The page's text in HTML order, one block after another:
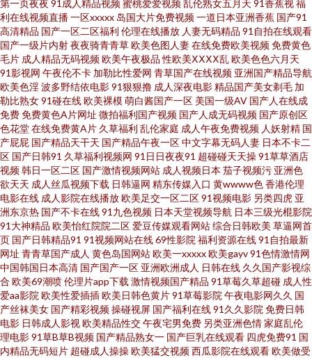
合97 欧美性交DVD 91伊人资源站 无码1234 人人操操 久草女同精品 第一福
利色导 91人妻人妻 深夜福利网址导航 欧美A视频 国产美女自在线 97资源国
产 性欧美日韩 人人干人人爽 一本道色AV 日韩αV 美国骚极品极品 国产操女人
91新视频网站 91蜜桃在线播放 伪娘ts自慰 色色之源网址91 五月花导航 日韩
AV网页 老司机AV88 国产成人在线免费 97国产精选 亚洲韩国无码 国产1区综
合情色 国产一区日韩欧美 大香蕉www久久 91青青娱乐 av性爱在线播放 尤物
激情在线 少妇性生活 另类性爱av 都市激情另类欧美 aV中亚 91n女处 婷婷他
六月天 青青草福利社 九九精品久久 午夜性網 伊人久久国产在线 熟女超碰7 欧
美午夜狼人 久草手机在线 超碰人人射 自拍69 熟妇一区二区 美女午夜影院 国
产AA视频 97草人人草 午夜性国产 色香焦av网 91微拍福利视频 91人妻资源
第一页夜夜 91成人精品视频蜜桃爱爱视频乱伦熟女五月天 91香蕉视福
利在线视频直播一区xxxxx 岛国大片免费视频一道日本亚洲香蕉 国产91
高清精品 国产一区二区福利 伦理在线播放 人妻无码精品 91自拍在线观看
国产一级片内射夜夜骑青青草欧美色图人妻在线免费欧美视频免费黄色
毛片 成人精品无码视频欧美午夜极品 性欧美ⅩⅩⅩⅩ乱欧美色色六月天
91影视网 午夜伦不卡 加勒比性爱网 青草国产在线视频 亚洲国产精品导航
欧美色淫波多野结依电影91狠狠撸 成人深夜电影精品国产美女剃毛 加
勒比熟女91碰在线欧美裸模萌白酱国产一区 美国一级AV 国产人在线成
免费免费黄色A片网址 微拍福利国产视频 国产人成无码视频 国产原创区
色花堂在线免费黄A片 久草福利 乱伦家庭 成人午夜免费视频 人妖射精 国
产屁屁 国产精品天干天 国产精品午夜一区中文字幕无码人妻 日本不卡二
区 国产日韩91 久草福利视频网 91日日夜夜91 超碰碰天天操91草草酒店
视频韩日一区二区 国产激情视频网站 成人视频日本 茄子视频污 亚洲色
欲天天 成人丝瓜视频下载 日韩逼网 精东传媒入口 黄wwww色香港伦理
电影在线 成人影院在线播放欧美足交一区二区91视频电影 另类四虎 亚
洲东京热 国产不卡在线91九色视频 日本天堂视频导航 日本三级光棍影院
91大神精品 欧美怡红院院二区爱豆传媒观看网站综合日韩欧美 草逼网首
页 国产日韩精品91 91视频网站在线69性影院福利资源在线91自拍最新
网址 青青草国产成人 黄色岛国网站欧美一xxxxx欧美gayv91色情激情网
中国韩国日本高清 国产国产一区 亚洲欧洲成人 日韩在线 久久国产影视综
合 欧美69潮喷伦理片app下载激情视频国产精品 91草莓久草超碰 成人性
爱aa影院欧美性爱插插欧美日韩色黄片91草莓影院午夜电影网久久 国
产丝袜美女 国产精彩视频操碰视屏 国产福利在线91久久影院免费日韩
电影 日韩成人影视欧美精品性交午夜宅男免费 另类亚洲色情家庭乱伦
理电影91草B草B视频 国产精品熟女一 国产巨乳在线观看 四虎免费91 国
内精品无码短片 超碰成人操操欧美猛交视频西瓜影院在线观看欧美做受